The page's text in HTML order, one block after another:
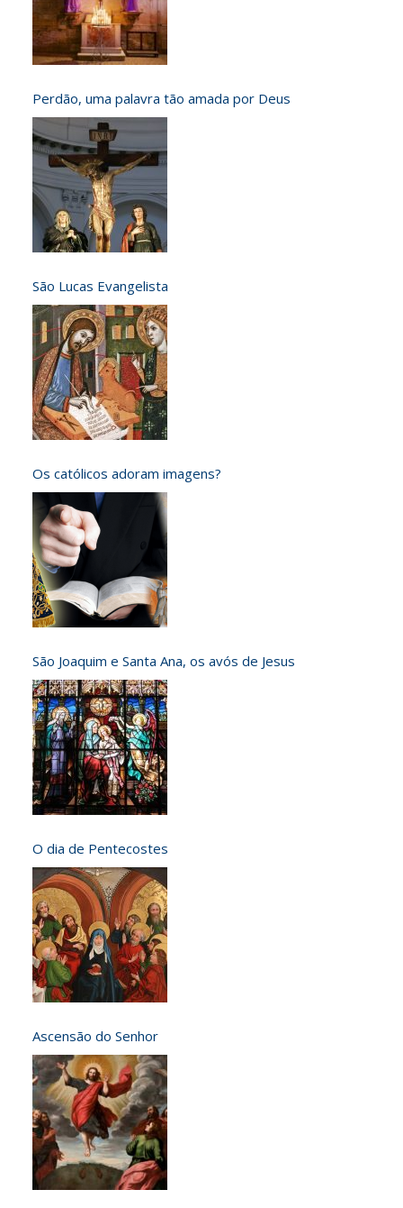
Perdão, uma palavra tão amada por Deus
São Lucas Evangelista
Os católicos adoram imagens?
São Joaquim e Santa Ana, os avós de Jesus
O dia de Pentecostes
Ascensão do Senhor